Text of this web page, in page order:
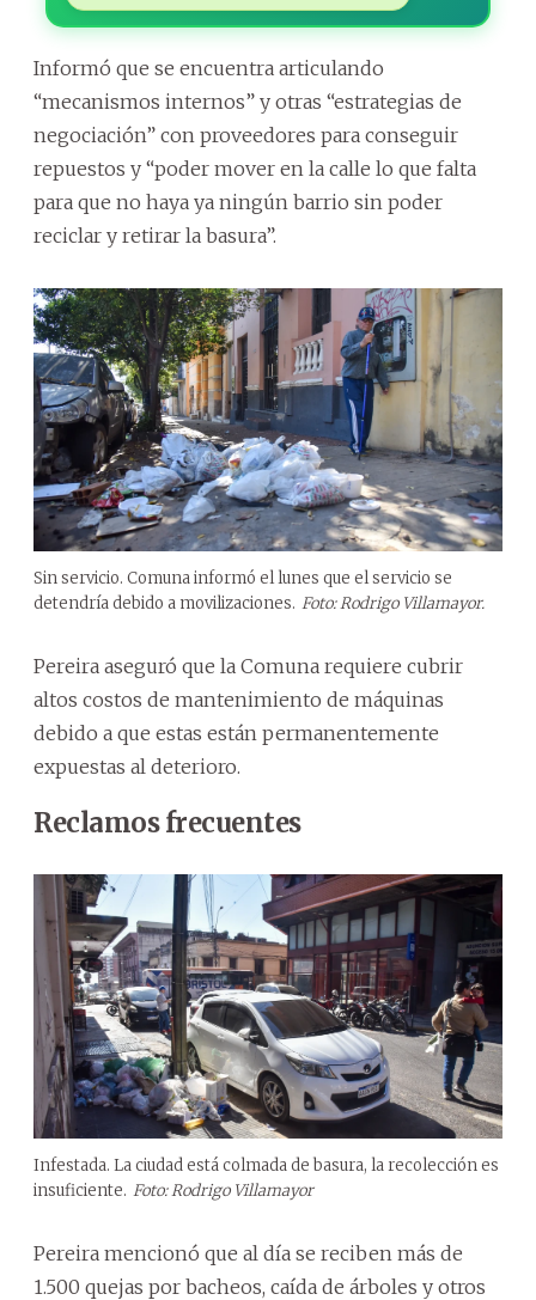
Informó que se encuentra articulando
“mecanismos internos” y otras “estrategias de
negociación” con proveedores para conseguir
repuestos y “poder mover en la calle lo que falta
para que no haya ya ningún barrio sin poder
reciclar y retirar la basura”.
Sin servicio. Comuna informó el lunes que el servicio se
detendría debido a movilizaciones. Foto: Rodrigo Villamayor.
Pereira aseguró que la Comuna requiere cubrir
altos costos de mantenimiento de máquinas
debido a que estas están permanentemente
expuestas al deterioro.
Reclamos frecuentes
Infestada. La ciudad está colmada de basura, la recolección es
insuficiente. Foto: Rodrigo Villamayor
Pereira mencionó que al día se reciben más de
1.500 quejas por bacheos, caída de árboles y otros